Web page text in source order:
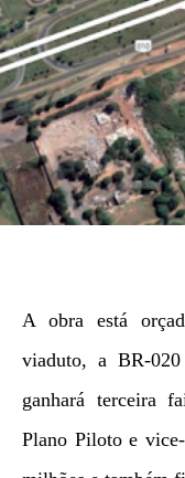
A obra está
viaduto, a BR-020
ganhará terceira
Plano Piloto e